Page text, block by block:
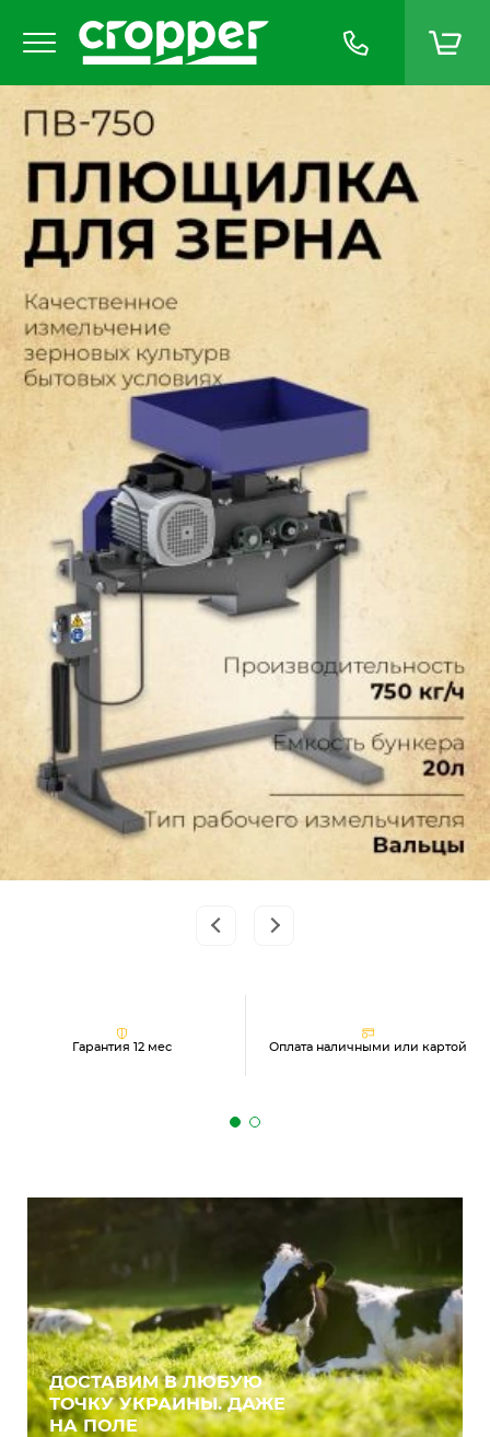
Гарантия 12 мес Оплата наличными или картой
ДОСТАВИМ В ЛЮБУЮ
ТОЧКУ УКРАИНЫ. ДАЖЕ
НА ПОЛЕ